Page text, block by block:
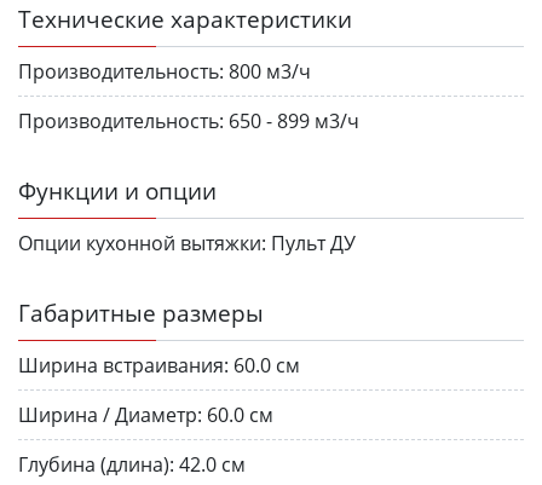
Технические характеристики
Производительность: 800 м3/ч
Производительность: 650 - 899 м3/ч
Функции и опции
Опции кухонной вытяжки: Пульт ДУ
Габаритные размеры
Ширина встраивания: 60.0 см
Ширина / Диаметр: 60.0 см
Глубина (длина): 42.0 см